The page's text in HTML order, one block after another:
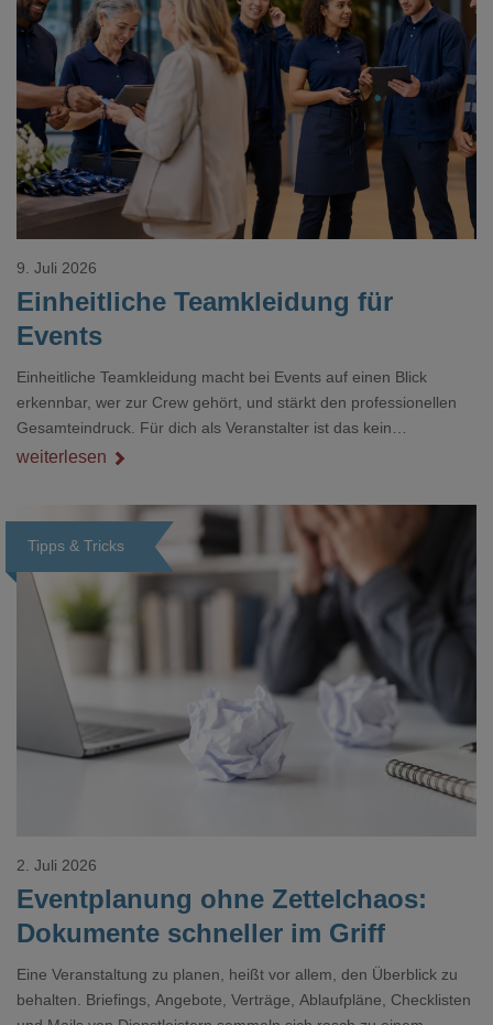
Loading...
Einheitliche Teamkleidung für
Events
9. Juli 2026
Einheitliche Teamkleidung macht bei Events auf einen Blick
erkennbar, wer zur Crew gehört, und stärkt den professionellen
Gesamteindruck. Für dich als Veranstalter ist das kein
Nebenthema: Bei Textilien mit Stickerei oder mehreren
weiterlesen
Tipps & Tricks
Loading...
Eventplanung ohne Zettelchaos:
Dokumente schneller im Griff
2. Juli 2026
Eine Veranstaltung zu planen, heißt vor allem, den Überblick zu
behalten. Briefings, Angebote, Verträge, Ablaufpläne, Checklisten